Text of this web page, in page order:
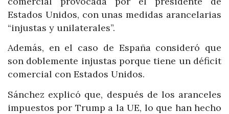
Estados Unidos, con unas medidas arancelarias
“injustas y unilaterales”.
Además, en el caso de España consideró que
son doblemente injustas porque tiene un déficit
comercial con Estados Unidos.
Sánchez explicó que, después de los aranceles
impuestos por Trump a la UE, lo que han hecho